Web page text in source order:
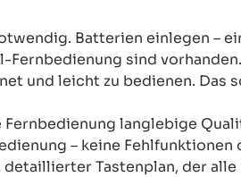
Batterien einlegen –
Fernbedienung sind vorhanden.
und leicht zu bedienen. Das
langlebige
– keine Fehlfunktionen
Tastenplan, der